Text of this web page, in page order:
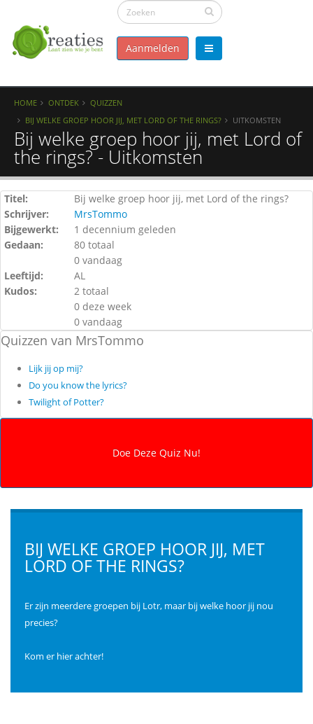
Aanmelden
HOME ONTDEK
QUIZZEN
BIJ WELKE GROEP HOOR JIJ, MET LORD OF THE RINGS?
UITKOMSTEN
Bij welke groep hoor jij, met Lord of
the rings? - Uitkomsten
Titel:
Bij welke groep hoor jij, met Lord of the rings?
Schrijver:
MrsTommo
Bijgewerkt:
1 decennium geleden
Gedaan:
80 totaal
0 vandaag
Leeftijd:
AL
Kudos:
2 totaal
0 deze week
0 vandaag
Quizzen van MrsTommo
Lijk jij op mij?
Do you know the lyrics?
Twilight of Potter?
BIJ WELKE GROEP HOOR JIJ, MET
LORD OF THE RINGS?
Er zijn meerdere groepen bij Lotr, maar bij welke hoor jij nou
precies?
Kom er hier achter!